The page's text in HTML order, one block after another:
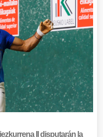
II disputarán la